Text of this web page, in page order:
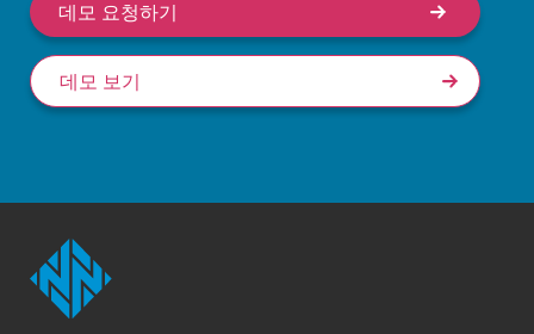
데모 요청하기
데모 보기